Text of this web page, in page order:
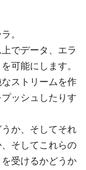
。
でデータ、エラ
可能にします。
ストリームを作
ッシュしたりす
か、そしてそれ
そしてこれらの
受けるかどうか